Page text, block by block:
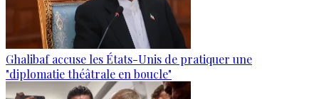
Ghalibaf accuse les États-Unis de pratiquer une
"diplomatie théâtrale en boucle"